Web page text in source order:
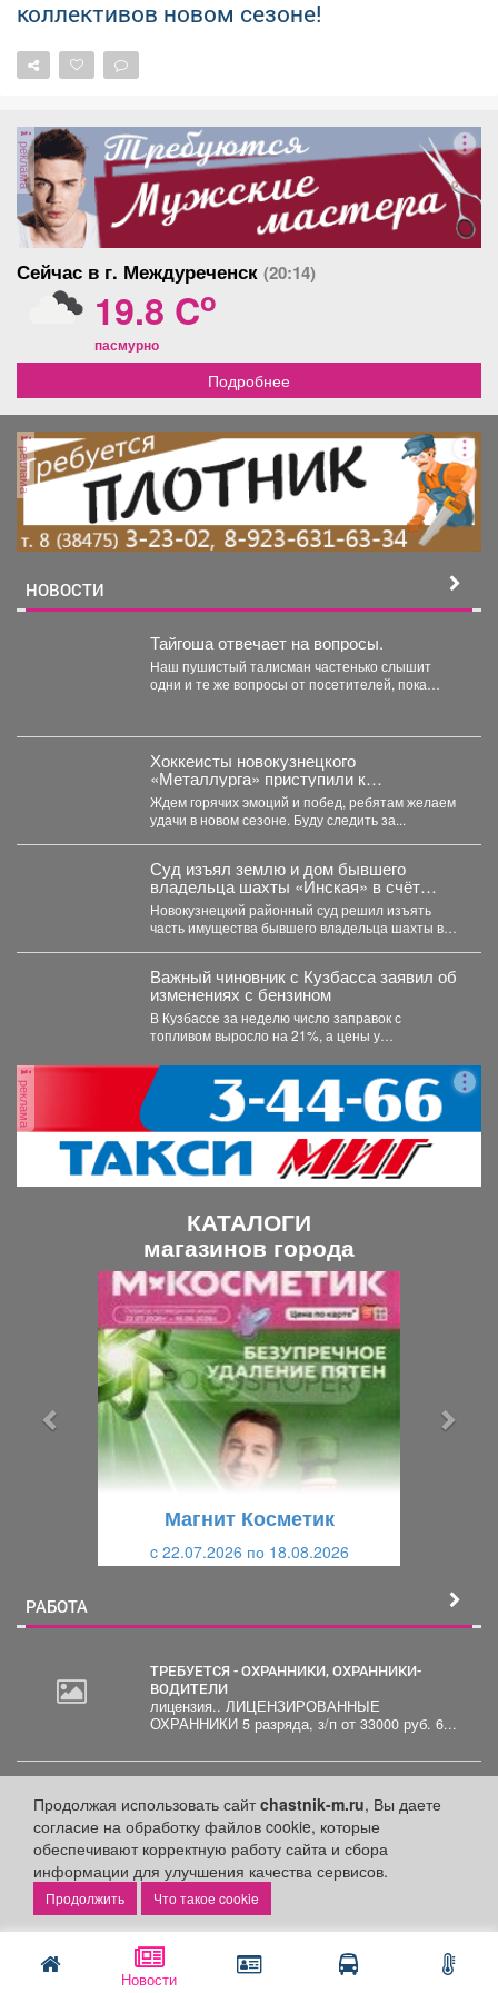
Новости
коллективов новом сезоне!
реклама
Сейчас в г. Междуреченск (20:14)
19.8 Co
пасмурно
Подробнее
реклама
НОВОСТИ
Тайгоша отвечает на вопросы.
Наш пушистый талисман частенько слышит
одни и те же вопросы от посетителей, пока
Хоккеисты новокузнецкого
«Металлурга» приступили к
тренировкам.
Ждем горячих эмоций и побед, ребятам желаем
удачи в новом сезоне. Буду следить за...
Суд изъял землю и дом бывшего
владельца шахты «Инская» в счёт
долга
Новокузнецкий районный суд решил изъять
часть имущества бывшего владельца шахты в
Важный чиновник с Кузбасса заявил об
изменениях с бензином
В Кузбассе за неделю число заправок с
топливом выросло на 21%, а цены у
реклама
КАТАЛОГИ
магазинов города
Магнит Косметик
c 22.07.2026 по 18.08.2026
РАБОТА
ТРЕБУЕТСЯ - ОХРАННИКИ, ОХРАННИКИ-
ВОДИТЕЛИ
лицензия.. ЛИЦЕНЗИРОВАННЫЕ
ОХРАННИКИ 5 разряда, з/п от 33000 руб. 6...
ТРЕБУЕТСЯ - СЛЕСАРЬ ПО РЕМОНТУ
автомобилей Официальная заработная плата
по ТКРФ; социальные гарантии и уверенность
в...
ТРЕБУЕТСЯ - УБОРЩИК СЛУЖЕБНЫХ
Продолжая использовать сайтchastnik-m.ru, Вы даете
согласие на обработку файлов cookie, которые
обеспечивают корректную работу сайта и сбора
информации для улучшения качества сервисов.
Что такое cookie